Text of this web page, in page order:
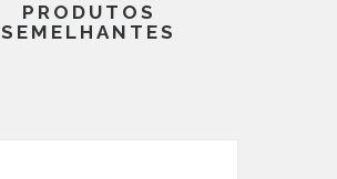
PRODUTOS
SEMELHANTES